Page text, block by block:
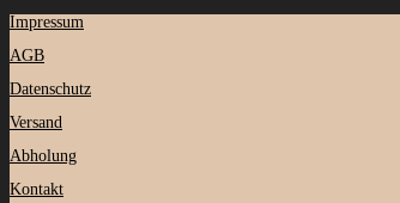
Impressum
AGB
Datenschutz
Versand
Abholung
Kontakt